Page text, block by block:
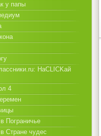
у папы
НаCLICKай
4
Пограничье
Стране чудес